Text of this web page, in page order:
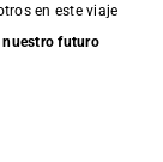
en este viaje
nuestro futuro